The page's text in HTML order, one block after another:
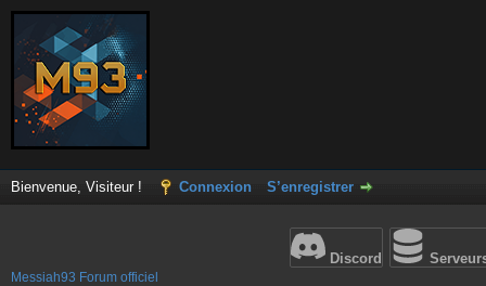
Bienvenue, Visiteur ! Connexion S’enregistrer
Discord
Messiah93 Forum officiel